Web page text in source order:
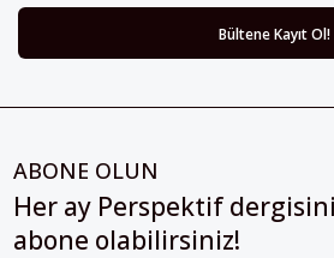
ABONE OLUN
Her ay Perspektif
abone olabilirsiniz!